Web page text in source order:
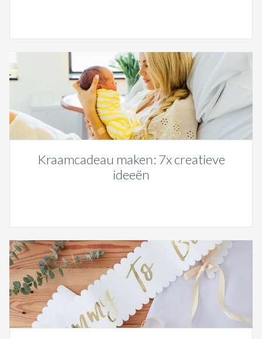
Kraamcadeau maken: 7x creatieve
ideeën